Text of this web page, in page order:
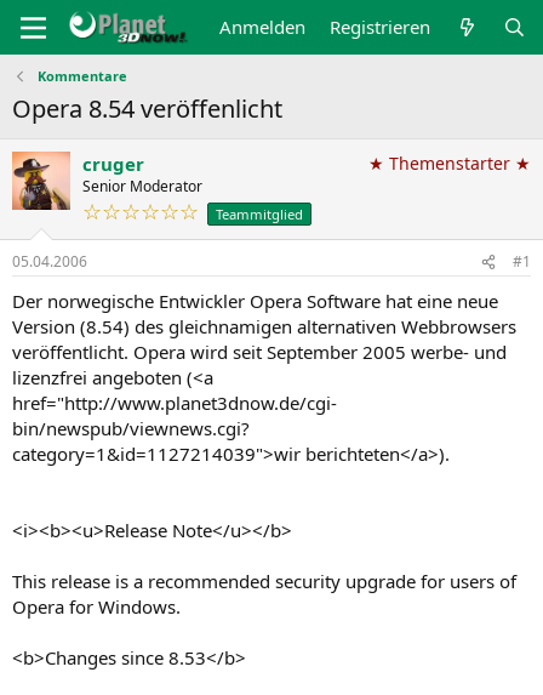
Anmelden Registrieren
Kommentare
Opera 8.54 veröffenlicht
cruger
Senior Moderator
☆☆☆☆☆☆ Teammitglied
★ Themenstarter ★
05.04.2006 #1
Der norwegische Entwickler Opera Software hat eine neue
Version (8.54) des gleichnamigen alternativen Webbrowsers
veröffentlicht. Opera wird seit September 2005 werbe- und
lizenzfrei angeboten (<a
href="http://www.planet3dnow.de/cgi-
bin/newspub/viewnews.cgi?
category=1&id=1127214039">wir berichteten</a>).
<i><b><u>Release Note</u></b>
This release is a recommended security upgrade for users of
Opera for Windows.
<b>Changes since 8.53</b>